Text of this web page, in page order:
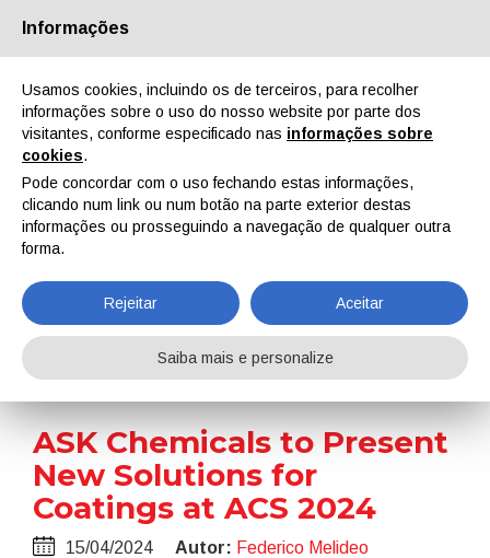
Quem Somos Parceiros Contactos Área reservada
EN IT DE ES PT
Notícias
Home Notícias ASK Chemicals to Present New Solutions for Coatings at ACS 2024
ASK Chemicals to Present
New Solutions for
Coatings at ACS 2024
15/04/2024 Autor: Federico Melideo
Informações
Usamos cookies, incluindo os de terceiros, para recolher
informações sobre o uso do nosso website por parte dos
visitantes, conforme especificado nas informações sobre
cookies.
Pode concordar com o uso fechando estas informações,
clicando num link ou num botão na parte exterior destas
informações ou prosseguindo a navegação de qualquer outra
forma.
Rejeitar Aceitar
Saiba mais e personalize